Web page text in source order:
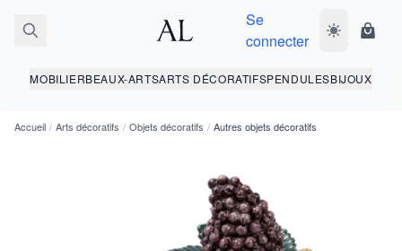
Se
connecter
Basculer le
MOBILIERBEAUX-ARTSARTS DÉCORATIFSPENDULESBIJOUX
Accueil / Arts décoratifs / Objets décoratifs / Autres objets décoratifs